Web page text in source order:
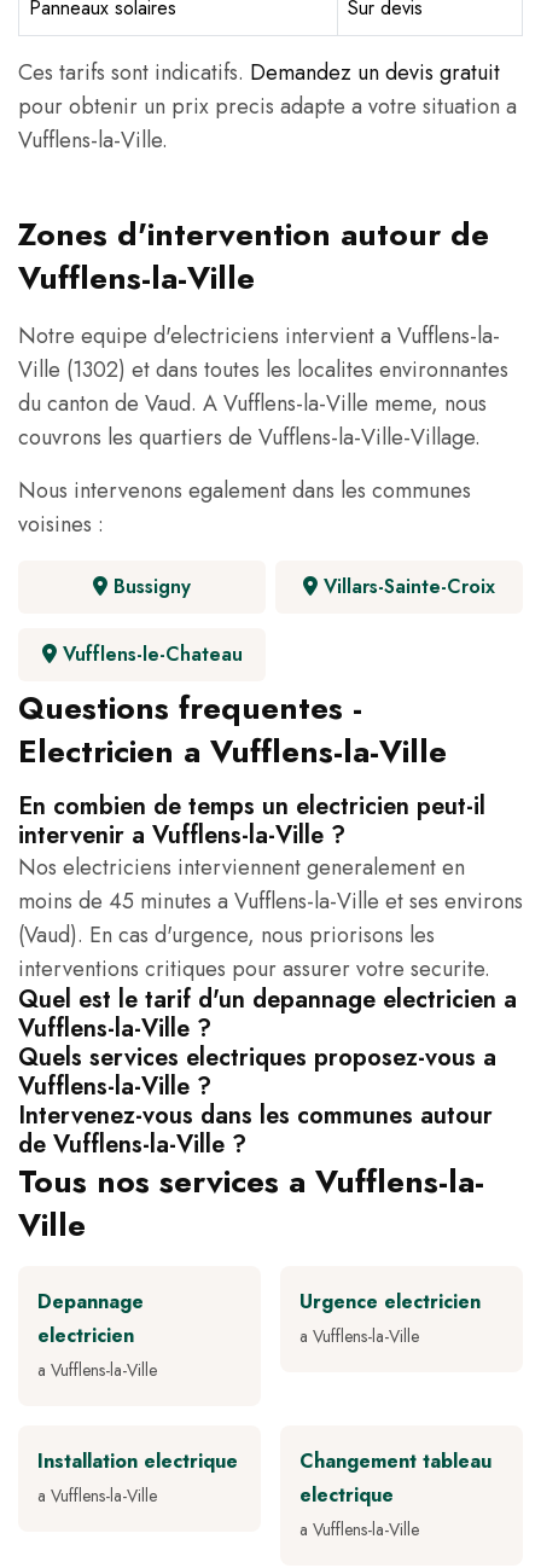
Panneaux solaires
Sur devis
Ces tarifs sont indicatifs. Demandez un devis gratuit
pour obtenir un prix precis adapte a votre situation a
Vufflens-la-Ville.
Zones d'intervention autour de
Vufflens-la-Ville
Notre equipe d'electriciens intervient a Vufflens-la-
Ville (1302) et dans toutes les localites environnantes
du canton de Vaud. A Vufflens-la-Ville meme, nous
couvrons les quartiers de Vufflens-la-Ville-Village.
Nous intervenons egalement dans les communes
voisines :
Bussigny Villars-Sainte-Croix
Vufflens-le-Chateau
Questions frequentes -
Electricien a Vufflens-la-Ville
En combien de temps un electricien peut-il
intervenir a Vufflens-la-Ville ?
Nos electriciens interviennent generalement en
moins de 45 minutes a Vufflens-la-Ville et ses environs
(Vaud). En cas d'urgence, nous priorisons les
interventions critiques pour assurer votre securite.
Quel est le tarif d'un depannage electricien a
Vufflens-la-Ville ?
Quels services electriques proposez-vous a
Vufflens-la-Ville ?
Intervenez-vous dans les communes autour
de Vufflens-la-Ville ?
Tous nos services a Vufflens-la-
Ville
Depannage
electricien
a Vufflens-la-Ville
Urgence electricien
a Vufflens-la-Ville
Installation electrique
a Vufflens-la-Ville
Changement tableau
electrique
a Vufflens-la-Ville